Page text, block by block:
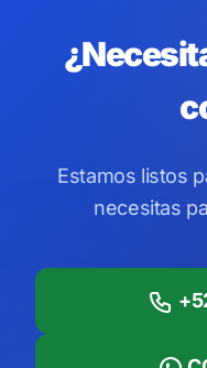
Estamos listos
necesitas